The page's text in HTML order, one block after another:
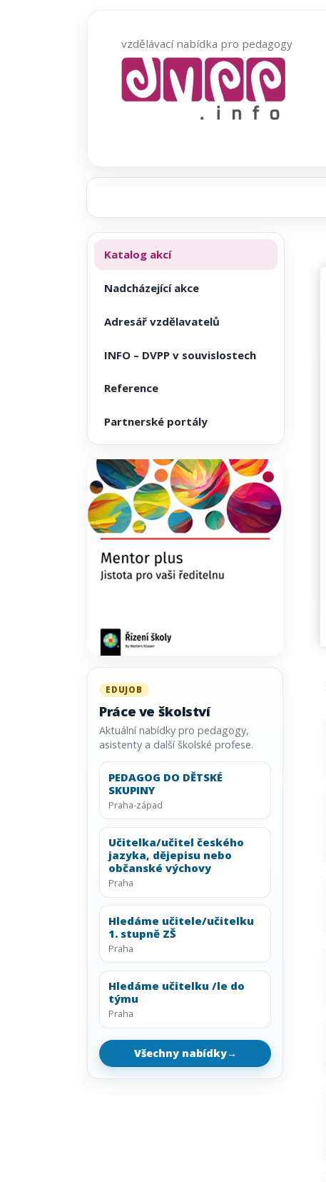
vzdělávací nabídka pro pedagogy
Katalog akcí
Nadcházející akce
Adresář vzdělavatelů
INFO – DVPP v souvislostech
Reference
Partnerské portály
EDUJOB
Práce ve školství
Aktuální nabídky pro pedagogy,
asistenty a další školské profese.
PEDAGOG DO DĚTSKÉ
SKUPINY
Praha-západ
Učitelka/učitel českého
jazyka, dějepisu nebo
občanské výchovy
Praha
Hledáme učitele/učitelku
1. stupně ZŠ
Praha
Hledáme učitelku /le do
týmu
Praha
Všechny nabídky→